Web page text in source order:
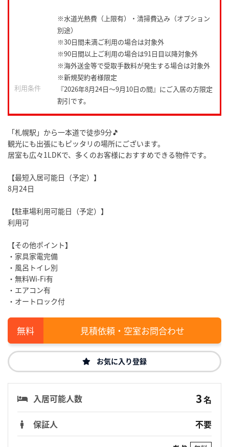
※水道光熱費（上限有）・清掃費込み（オプション
別途）
※30日間未満ご利用の場合は対象外
※90日間以上ご利用の場合は91日目以降対象外
※海外送金等で受取手数料が発生する場合は対象外
※新規契約者様限定
利用条件
『2026年8月24日～9月10日の間』にご入居の方限定
割引です。
「札幌駅」から一本道で徒歩9分🎵
観光にも出張にもピッタリの場所にございます。
居室も広々1LDKで、多くのお客様におすすめできる物件です。
【最短入居可能日（予定）】
8月24日
【駐車場利用可能日（予定）】
利用可
【その他ポイント】
・家具家電完備
・風呂トイレ別
・無料Wi-Fi有
・エアコン有
・オートロック付
見積依頼・空室お問合わせ
お気に入り登録
入居可能人数 3名
保証人
不要